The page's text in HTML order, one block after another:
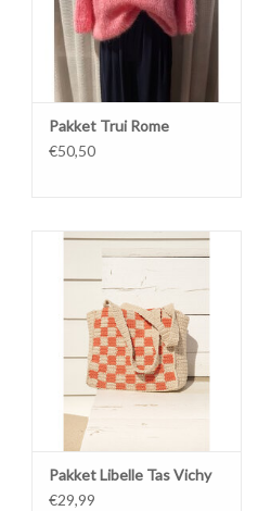
Pakket Trui Rome
€50,50
Pakket Libelle Tas Vichy
€29,99